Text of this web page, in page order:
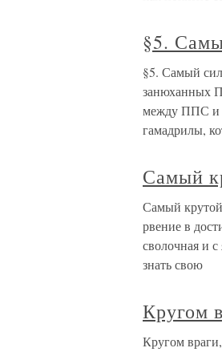
§5.
§5. Самый
занюханных
между ППС и
гамадрилы,
Самый
Самый крутой
рвение в
сволочная и
знать свою
Кругом
Кругом